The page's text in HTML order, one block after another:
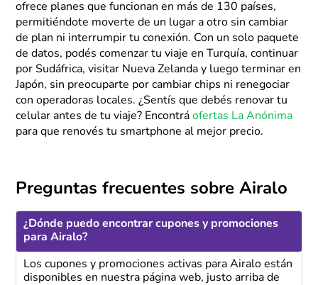
ofrece planes que funcionan en más de 130 países,
permitiéndote moverte de un lugar a otro sin cambiar
de plan ni interrumpir tu conexión. Con un solo paquete
de datos, podés comenzar tu viaje en Turquía, continuar
por Sudáfrica, visitar Nueva Zelanda y luego terminar en
Japón, sin preocuparte por cambiar chips ni renegociar
con operadoras locales. ¿Sentís que debés renovar tu
celular antes de tu viaje? Encontráofertas La Anónima
para que renovés tu smartphone al mejor precio.
Preguntas frecuentes sobre Airalo
¿Dónde puedo encontrar cupones y promociones
para Airalo?
Los cupones y promociones activas para Airalo están
disponibles en nuestra página web, justo arriba de